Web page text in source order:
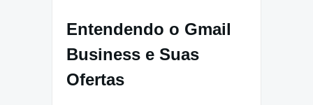
Entendendo o Gmail
Business e Suas
Ofertas